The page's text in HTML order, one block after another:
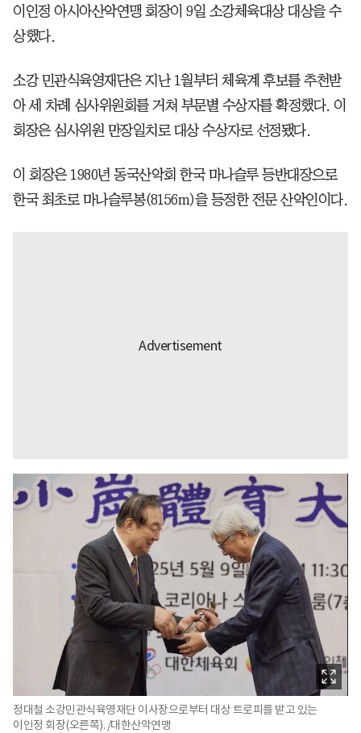
이인정 아시아산악연맹 회장이 9일 소강체육대상 대상을 수
상했다.
소강 민관식육영재단은 지난 1월부터 체육계 후보를 추천받
아 세 차례 심사위원회를 거쳐 부문별 수상자를 확정했다. 이
회장은 심사위원 만장일치로 대상 수상자로 선정됐다.
이 회장은 1980년 동국산악회 한국 마나슬루 등반대장으로
한국 최초로 마나슬루봉(8156m)을 등정한 전문 산악인이다.
정대철 소강민관식육영재단 이사장으로부터 대상 트로피를 받고 있는
이인정 회장(오른쪽). /대한산악연맹